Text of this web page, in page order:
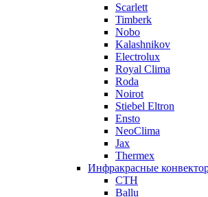
Scarlett
Timberk
Nobo
Kalashnikov
Electrolux
Royal Clima
Roda
Noirot
Stiebel Eltron
Ensto
NeoClima
Jax
Thermex
Инфракрасные
CTH
Ballu